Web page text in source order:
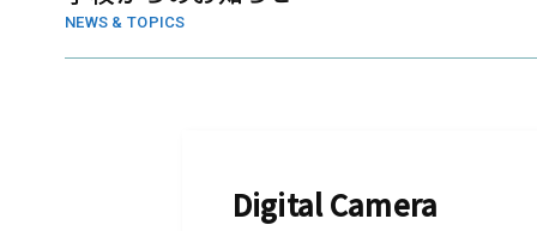
NEWS & TOPICS
Digital Camera